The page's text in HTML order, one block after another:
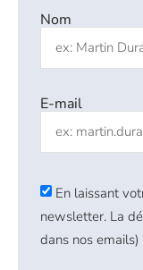
Nom
E-mail
En laissant
newsletter. La
dans nos emails)